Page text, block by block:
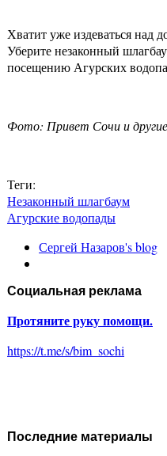
Хватит уже издеваться над
Уберите незаконный
посещению Агурских
Фото: Привет Сочи и
Теги:
Незаконный шлагбаум
Агурские водопады
Сергей Назаров's blog
Социальная реклама
Протяните руку помощи.
https://t.me/s/bim_sochi
Последние материалы